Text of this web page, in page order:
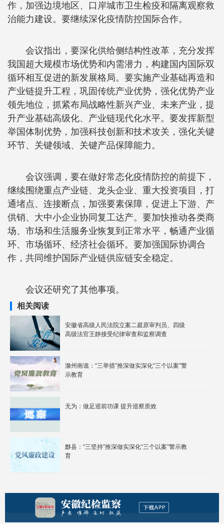
作，加强边境地区、口岸城市卫生检疫和隔离观察救
治能力建设。要继续深化疫情防控国际合作。
会议指出，要深化供给侧结构性改革，充分发挥
我国超大规模市场优势和内需潜力，构建国内国际双
循环相互促进的新发展格局。要实施产业基础再造和
产业链提升工程，巩固传统产业优势，强化优势产业
领先地位，抓紧布局战略性新兴产业、未来产业，提
升产业基础高级化、产业链现代化水平。要发挥新型
举国体制优势，加强科技创新和技术攻关，强化关键
环节、关键领域、关键产品保障能力。
会议强调，要在做好常态化疫情防控的前提下，
继续围绕重点产业链、龙头企业、重大投资项目，打
通堵点、连接断点，加强要素保障，促进上下游、产
供销、大中小企业协同复工达产。要加快推动各类商
场、市场和生活服务业恢复到正常水平，畅通产业循
环、市场循环、经济社会循环。要加强国际协调合
作，共同维护国际产业链供应链安全稳定。
会议还研究了其他事项。
相关阅读
安徽省高级人民法院立案二庭原审判员、四级
高级法官王静接受纪律审查和监察调查
滁州南谯：“三举措”推深做实深化“三个以案”警
示教育
无为：做足巡前功课 提升巡察质效
黟县：“三坚持”推深做实深化“三个以案”警示教
育